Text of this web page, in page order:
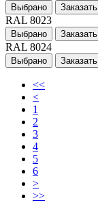
Выбрано Заказать
RAL 8023
Выбрано Заказать
RAL 8024
Выбрано Заказать
<<
<
1
2
3
4
5
6
>
>>